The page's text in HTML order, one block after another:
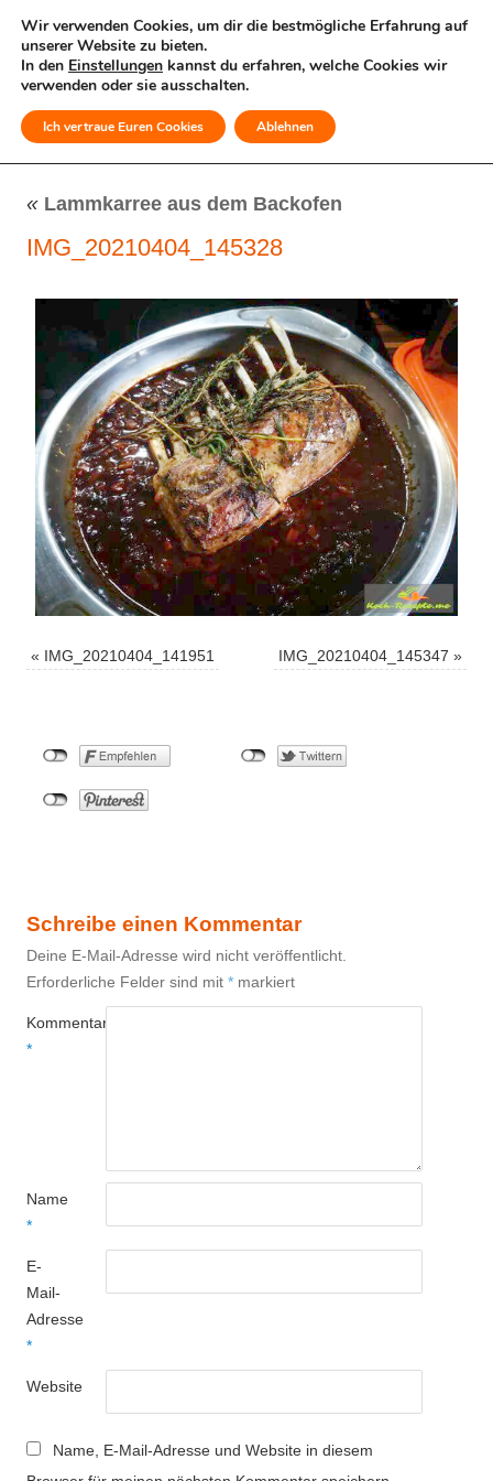
MENÜ
« Lammkarree aus dem Backofen
IMG_20210404_145328
« IMG_20210404_141951 IMG_20210404_145347 »
Schreibe einen Kommentar
Deine E-Mail-Adresse wird nicht veröffentlicht.
Erforderliche Felder sind mit * markiert
Kommentar
*
Name
*
E-
Mail-
Adresse
*
Website
Name, E-Mail-Adresse und Website in diesem
Wir verwenden Cookies, um dir die bestmögliche Erfahrung auf
unserer Website zu bieten.
In den Einstellungen kannst du erfahren, welche Cookies wir
verwenden oder sie ausschalten.
Ich vertraue Euren Cookies Ablehnen